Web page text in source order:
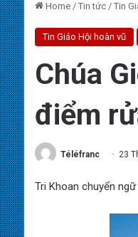
Home / Tin tức / Tin
Tin Giáo Hội hoàn vũ
Chúa
điểm
Téléfranc 23
Tri Khoan chuyển ngữ